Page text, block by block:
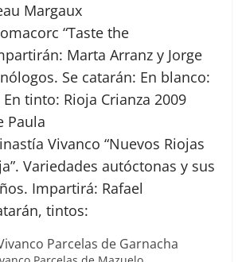
Margaux
“Taste the
Marta Arranz y Jorge
Se catarán: En blanco:
tinto: Rioja Crianza 2009
Paula
Vivanco “Nuevos Riojas
Variedades autóctonas y sus
Impartirá: Rafael
tintos:
Parcelas de Garnacha